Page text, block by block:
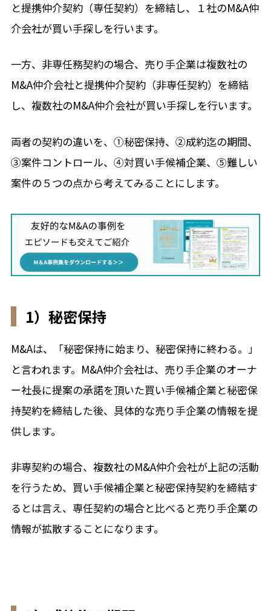
と提携仲介契約（専任契約）を締結し、１社のM&A仲
介会社が買い手探しを行います。
一方、非専任務契約の場合、売り手企業は複数社の
M&A仲介会社と提携仲介契約（非専任契約）を締結
し、複数社のM&A仲介会社が買い手探しを行います。
両者の契約の違いを、①秘密保持、②成約迄の期間、
③案件コントロール、④対買い手候補企業、⑤難しい
案件の５つの点から考えてみることにします。
1）秘密保持
M&Aは、「秘密保持に始まり、秘密保持に終わる。」
と言われます。M&A仲介会社は、売り手企業のオーナ
ー社長に提案の承諾を頂いた買い手候補企業と秘密保
持契約を締結した後、具体的な売り手企業の情報を提
供します。
非専契約の場合、複数社のM&A仲介会社が上記の活動
を行うため、買い手候補企業と秘密保持契約を締結す
るとは言え、専任契約の場合と比べると売り手企業の
情報が拡散することになります。